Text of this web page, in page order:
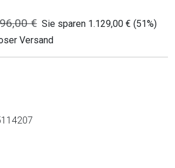
€ Sie sparen 1.129,00 € (51%)
Versand